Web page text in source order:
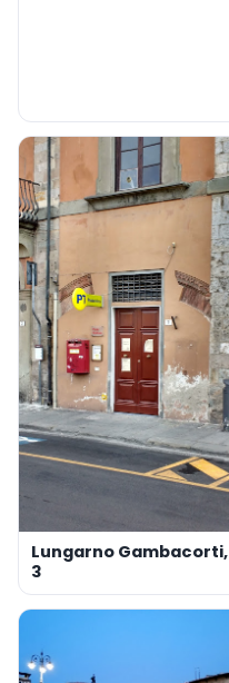
Lungarno Gambacorti,
3